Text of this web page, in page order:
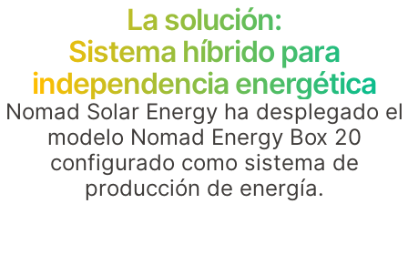
La solución:
Sistema híbrido para
independencia energética
Nomad Solar Energy ha desplegado el
modelo Nomad Energy Box 20
configurado como sistema de
producción de energía.